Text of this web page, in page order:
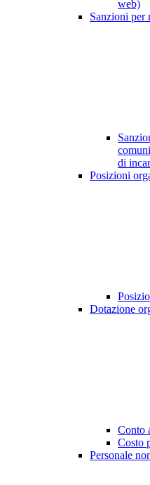
web)
Sanzioni per
di
Posizioni
Dotazione
Conto
Costo
Personale